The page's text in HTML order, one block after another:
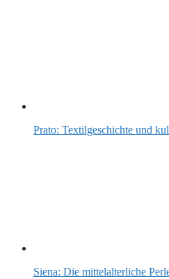
Prato: Textilgeschichte und
Siena: Die mittelalterliche